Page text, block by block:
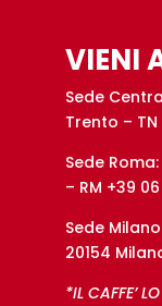
VIENI
Sede
Trento – TN
Sede
– RM +39
Sede
20154
*IL CAFFE’